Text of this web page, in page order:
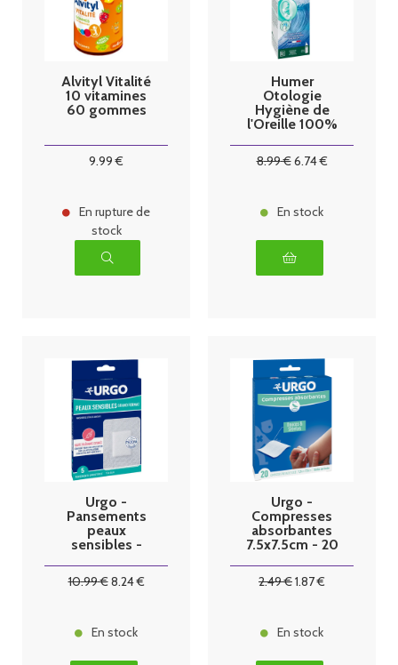
Alvityl Vitalité
10 vitamines
60 gommes
9.99 €
En rupture de
stock
Humer
Otologie
Hygiène de
l'Oreille 100%
dès 3 ans
100ml
8.99€6.74€
En stock
Urgo -
Pansements
peaux
sensibles -
boîte x5
10.99€8.24€
En stock
Urgo -
Compresses
absorbantes
7.5x7.5cm - 20
2.49€1.87€
En stock